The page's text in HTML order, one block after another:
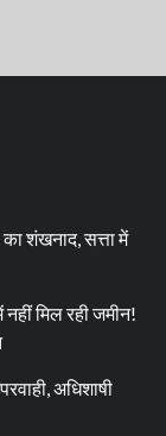
शंखनाद, सत्ता में
मिल रही जमीन!
अधिशाषी